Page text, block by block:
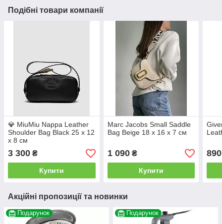
Подібні товари компанії
💎 MiuMiu Nappa Leather
Shoulder Bag Black 25 х 12
х 8 см
3 300 ₴
Купити
Marc Jacobs Small Saddle
Bag Beige 18 х 16 х 7 см
1 090₴
Купити
890
Акційні пропозиції та новинки
Подарунок Подарунок